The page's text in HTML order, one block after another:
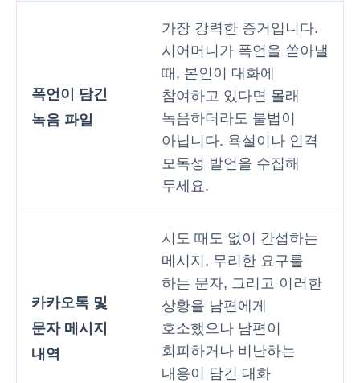
폭언이 담긴
녹음 파일
가장 강력한 증거입니다.
시어머니가 폭언을 쏟아낼
때, 본인이 대화에
참여하고 있다면 몰래
녹음하더라도 불법이
아닙니다. 욕설이나 인격
모독성 발언을 수집해
두세요.
카카오톡 및
문자 메시지
내역
시도 때도 없이 간섭하는
메시지, 무리한 요구를
하는 문자, 그리고 이러한
상황을 남편에게
호소했으나 남편이
회피하거나 비난하는
내용이 담긴 대화